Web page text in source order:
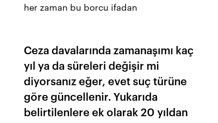
her zaman bu borcu ifadan
Ceza davalarında zamanaşımı kaç
yıl ya da süreleri değişir mi
diyorsanız eğer, evet suç türüne
göre güncellenir. Yukarıda
belirtilenlere ek olarak 20 yıldan